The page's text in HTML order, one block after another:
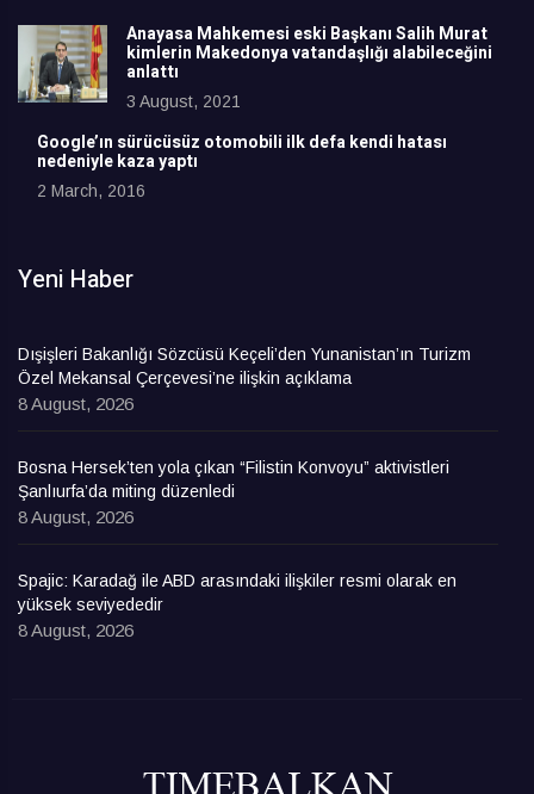
Anayasa Mahkemesi eski Başkanı Salih Murat
kimlerin Makedonya vatandaşlığı alabileceğini
anlattı
3 August, 2021
Google’ın sürücüsüz otomobili ilk defa kendi hatası
nedeniyle kaza yaptı
2 March, 2016
Yeni Haber
Dışişleri Bakanlığı Sözcüsü Keçeli’den Yunanistan’ın Turizm
Özel Mekansal Çerçevesi’ne ilişkin açıklama
8 August, 2026
Bosna Hersek’ten yola çıkan “Filistin Konvoyu” aktivistleri
Şanlıurfa’da miting düzenledi
8 August, 2026
Spajic: Karadağ ile ABD arasındaki ilişkiler resmi olarak en
yüksek seviyededir
8 August, 2026